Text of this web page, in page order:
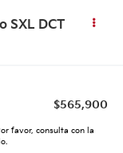
SXL DCT
$565,900
favor, consulta con la